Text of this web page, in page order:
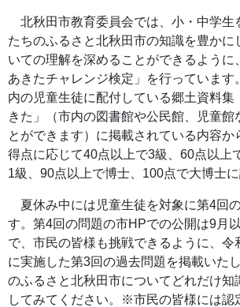
北秋田市教育委員会では、小・中学生
たちのふるさと北秋田市の知識を豊かに
いての理解を深めることができるよう
あきたチャレンジ検定」を行っています
内の児童生徒に配付している郷土資料
きた」（市内の図書館や公民館、児童館
とができます）に掲載されている内容か
得点に応じて40点以上で3級、60点以上
1級、90点以上で博士、100点で大博士に
夏休み中には児童生徒を対象に第4回
す。第4回の問題の市HPでの公開は9月
で、市民の皆様も挑戦できるように、令
に実施した第3回の過去問題を掲載いた
のふるさと北秋田市についてどれだけ知
してみてください。※市民の皆様には認